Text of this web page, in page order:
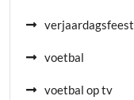
verjaardagsfeest
voetbal
voetbal op tv